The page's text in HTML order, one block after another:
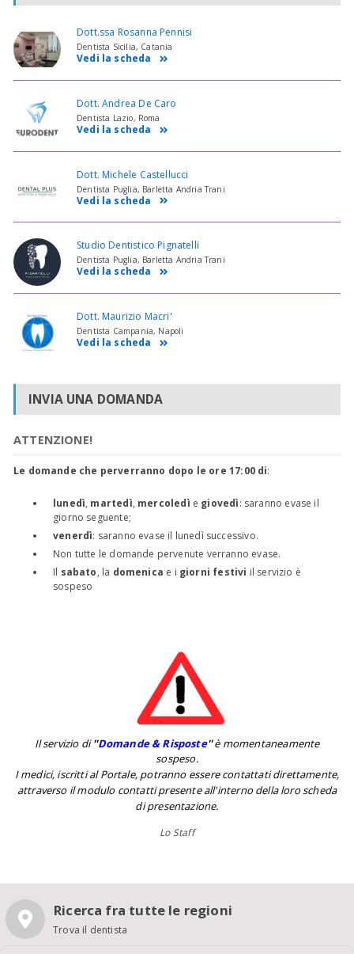
Dott.ssa Rosanna Pennisi
Dentista Sicilia, Catania
Vedi la scheda
Dott. Andrea De Caro
Dentista Lazio, Roma
Vedi la scheda
Dott. Michele Castellucci
Dentista Puglia, Barletta Andria Trani
Vedi la scheda
Studio Dentistico Pignatelli
Dentista Puglia, Barletta Andria Trani
Vedi la scheda
Dott. Maurizio Macri'
Dentista Campania, Napoli
Vedi la scheda
INVIA UNA DOMANDA
ATTENZIONE!
Le domande che perverranno dopo le ore 17:00 di:
lunedì, martedì, mercoledì e giovedì: saranno evase il
giorno seguente;
venerdì: saranno evase il lunedì successivo.
Non tutte le domande pervenute verranno evase.
Il sabato, la domenica e i giorni festivi il servizio è
sospeso
Il servizio di''Domande & Risposte''è momentaneamente
sospeso.
I medici, iscritti al Portale, potranno essere contattati direttamente,
attraverso il modulo contatti presente all'interno della loro scheda
di presentazione.
Lo Staff
Ricerca fra tutte le regioni
Trova il dentista